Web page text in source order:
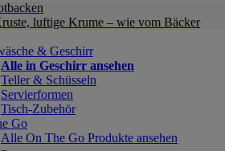
luftige Krume – wie vom Bäcker
& Geschirr
Alle in Geschirr ansehen
Teller & Schüsseln
Servierformen
Tisch-Zubehör
Go
Alle On The Go Produkte ansehen